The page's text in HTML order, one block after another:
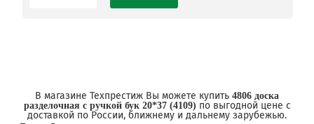
В магазине Техпрестиж Вы можете купить 4806 доска
разделочная с ручкой бук 20*37 (4109) по выгодной цене с
доставкой по России, ближнему и дальнему зарубежью.